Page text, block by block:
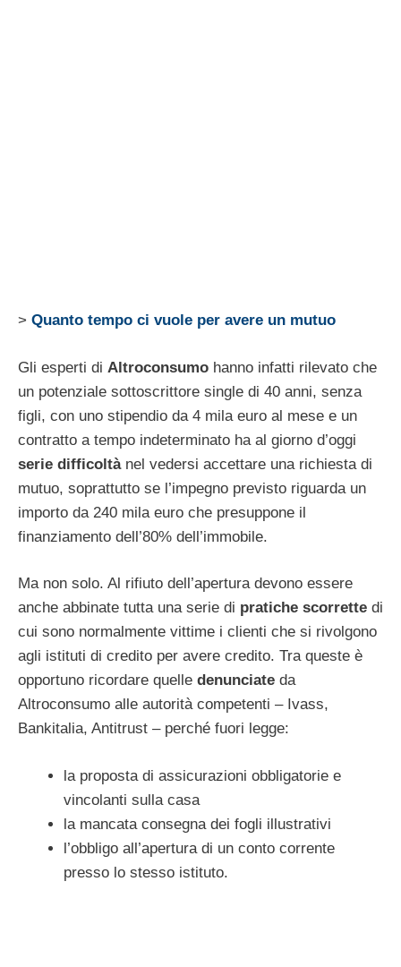
> Quanto tempo ci vuole per avere un mutuo
Gli esperti di Altroconsumo hanno infatti rilevato che
un potenziale sottoscrittore single di 40 anni, senza
figli, con uno stipendio da 4 mila euro al mese e un
contratto a tempo indeterminato ha al giorno d’oggi
serie difficoltànel vedersi accettare una richiesta di
mutuo, soprattutto se l’impegno previsto riguarda un
importo da 240 mila euro che presuppone il
finanziamento dell’80% dell’immobile.
Ma non solo. Al rifiuto dell’apertura devono essere
anche abbinate tutta una serie di pratiche scorrette di
cui sono normalmente vittime i clienti che si rivolgono
agli istituti di credito per avere credito. Tra queste è
opportuno ricordare quelle denunciate da
Altroconsumo alle autorità competenti – Ivass,
Bankitalia, Antitrust – perché fuori legge:
la proposta di assicurazioni obbligatorie e
vincolanti sulla casa
la mancata consegna dei fogli illustrativi
l’obbligo all’apertura di un conto corrente
presso lo stesso istituto.